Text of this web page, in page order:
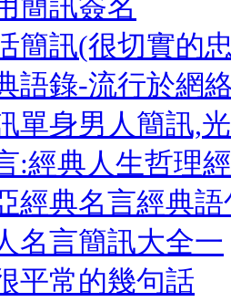
簡訊簽名
簡訊(很切實的
語錄-流行於網
單身男人簡訊,
:經典人生哲理
經典名言經典語
名言簡訊大全一
平常的幾句話